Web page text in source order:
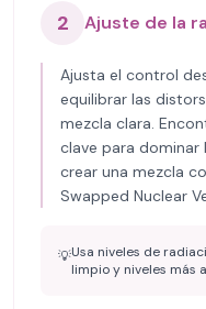
2 Ajuste de la
Ajusta el control
equilibrar las
mezcla clara.
clave para
crear una mezcla
Swapped Nuclear
💡Usa niveles de
limpio y niveles más